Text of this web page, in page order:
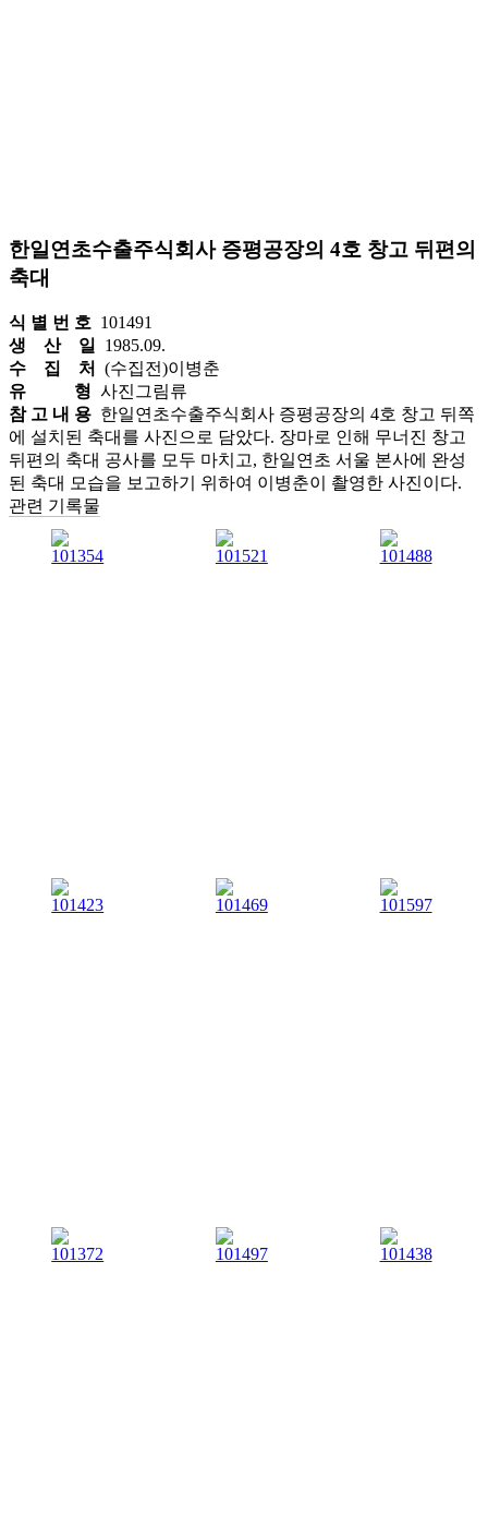
한일연초수출주식회사 증평공장의 4호 창고 뒤편의
축대
식 별 번 호 101491
생 산 일
1985.09.
수 집 처
(수집전)이병춘
유 형 사진그림류
참 고 내 용 한일연초수출주식회사 증평공장의 4호 창고 뒤쪽
에 설치된 축대를 사진으로 담았다. 장마로 인해 무너진 창고
뒤편의 축대 공사를 모두 마치고, 한일연초 서울 본사에 완성
된 축대 모습을 보고하기 위하여 이병춘이 촬영한 사진이다.
관련 기록물